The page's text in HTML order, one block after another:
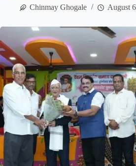
Chinmay Ghogale
August